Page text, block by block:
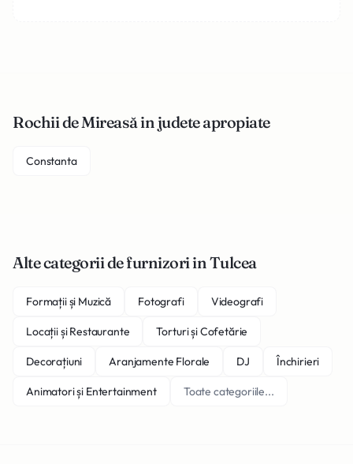
Rochii de Mireasă in judete apropiate
Constanta
Alte categorii de furnizori in Tulcea
Formații și Muzică Fotografi Videografi
Locații și Restaurante Torturi și Cofetărie
Decorațiuni Aranjamente Florale DJ Închirieri
Animatori și Entertainment Toate categoriile...